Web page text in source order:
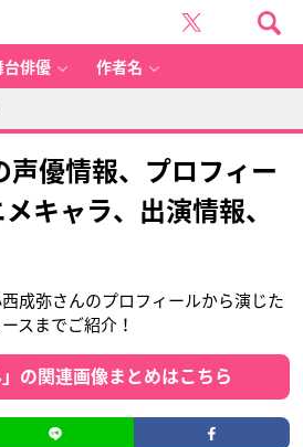
台俳優 作者名
声優情報、プロフィー
キャラ、出演情報、
成弥さんのプロフィールから演じた
スまでご紹介！
」の関連画像まとめはこちら